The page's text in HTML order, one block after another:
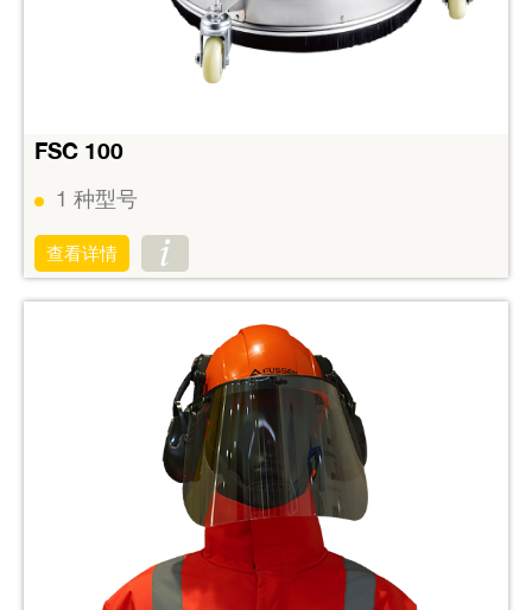
FSC 100
1 种型号
查看详情